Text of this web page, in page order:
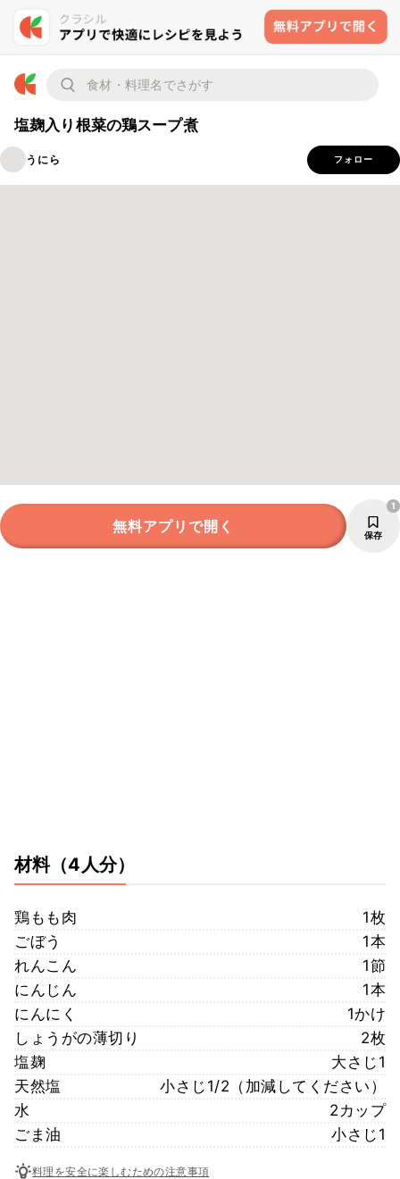
塩麹入り根菜の鶏スープ煮
うにら フォロー
無料アプリで開く 保存
1
材料（4人分）
鶏もも肉
1枚
ごぼう
1本
れんこん
1節
にんじん
1本
にんにく
1かけ
しょうがの薄切り
2枚
塩麹
大さじ1
天然塩
小さじ1/2（加減してください）
水
2カップ
ごま油
小さじ1
料理を安全に楽しむための注意事項